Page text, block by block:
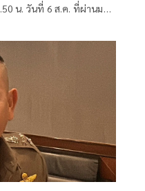
น. วันที่ 6 ส.ค. ที่ผ่านมา